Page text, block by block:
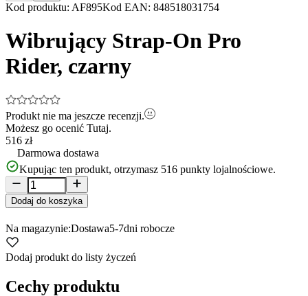
Item
of
5
Kod produktu: AF895Kod EAN: 848518031754
Wibrujący Strap-On Pro
Rider, czarny
Produkt nie ma jeszcze recenzji.
Możesz go ocenić Tutaj.
516 zł
Darmowa dostawa
Kupując ten produkt, otrzymasz 516 punkty lojalnościowe.
Dodaj do koszyka
Na magazynie:Dostawa5-7dni robocze
Dodaj produkt do listy życzeń
Cechy produktu